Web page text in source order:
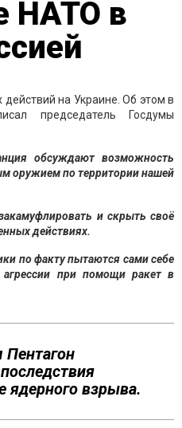
НАТО в
на Украине. Об этом в
председатель Госдумы
обсуждают возможность
оружием по территории нашей
и скрыть своё
действиях.
по факту пытаются сами себе
при помощи ракет в
Пентагон
ядерного взрыва.